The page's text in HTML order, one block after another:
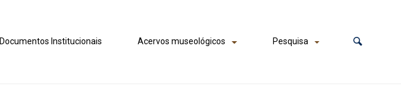
Documentos Institucionais Acervos museológicos Pesquisa